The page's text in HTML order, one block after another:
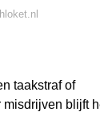
taakstraf of
blijft